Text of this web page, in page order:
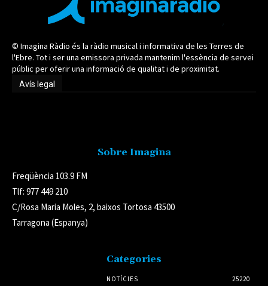
© Imagina Ràdio és la ràdio musical i informativa de les Terres de
l'Ebre. Tot i ser una emissora privada mantenim l'essència de servei
públic per oferir una informació de qualitat i de proximitat.
Avís legal
Sobre Imagina
Freqüència 103.9 FM
Tlf: 977 449 210
C/Rosa Maria Moles, 2, baixos Tortosa 43500
Tarragona (Espanya)
Categories
NOTÍCIES 25220